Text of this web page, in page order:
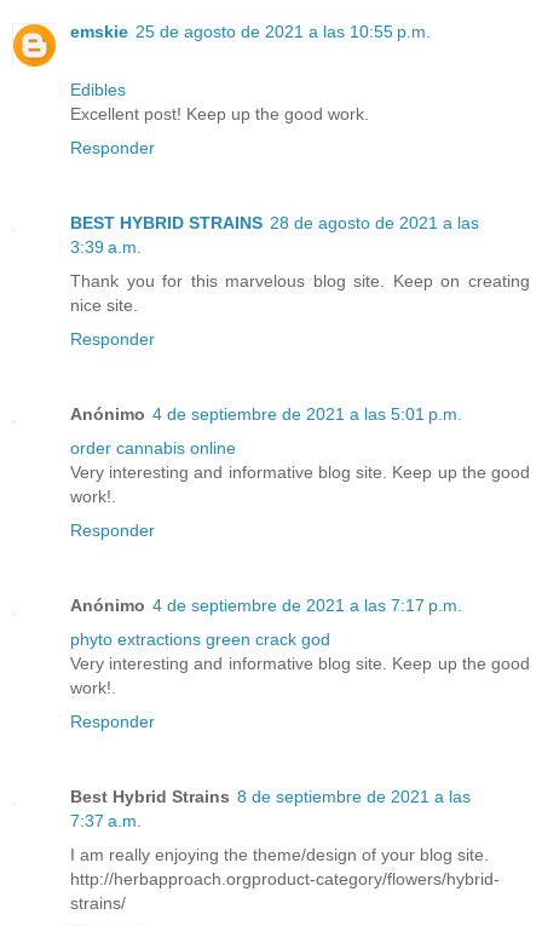
emskie 25 de agosto de 2021 a las 10:55 p.m.
Edibles
Excellent post! Keep up the good work.
Responder
BEST HYBRID STRAINS 28 de agosto de 2021 a las
3:39 a.m.
Thank you for this marvelous blog site. Keep on creating
nice site.
Responder
Anónimo 4 de septiembre de 2021 a las 5:01 p.m.
order cannabis online
Very interesting and informative blog site. Keep up the good
work!.
Responder
Anónimo 4 de septiembre de 2021 a las 7:17 p.m.
phyto extractions green crack god
Very interesting and informative blog site. Keep up the good
work!.
Responder
Best Hybrid Strains 8 de septiembre de 2021 a las
7:37 a.m.
I am really enjoying the theme/design of your blog site.
http://herbapproach.orgproduct-category/flowers/hybrid-
strains/